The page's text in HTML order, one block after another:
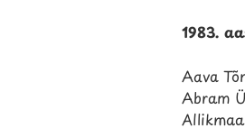
1983.
Aava
Abram